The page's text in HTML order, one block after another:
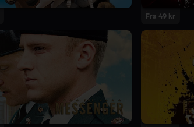
Fra 49 kr